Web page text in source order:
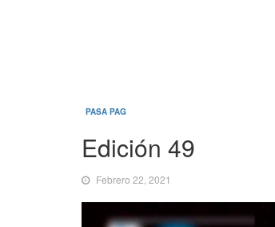
PASA PAG
Edición 49
Febrero 22, 2021